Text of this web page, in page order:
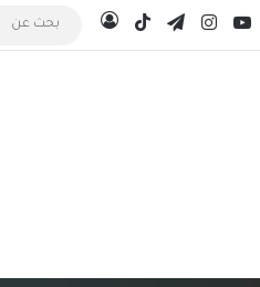
لينكدإن‫YouTubeانستقرامتيلقرام‫TikTokتسجيل الدخول